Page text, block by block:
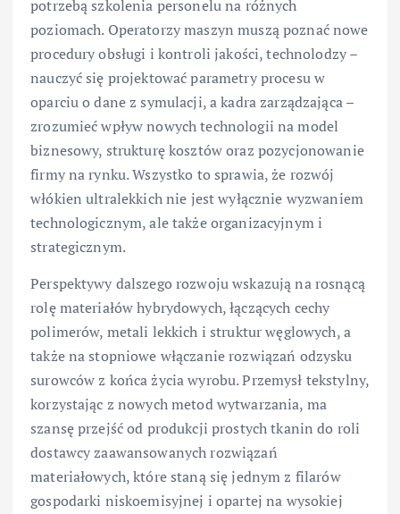
potrzebą szkolenia personelu na różnych
poziomach. Operatorzy maszyn muszą poznać nowe
procedury obsługi i kontroli jakości, technolodzy –
nauczyć się projektować parametry procesu w
oparciu o dane z symulacji, a kadra zarządzająca –
zrozumieć wpływ nowych technologii na model
biznesowy, strukturę kosztów oraz pozycjonowanie
firmy na rynku. Wszystko to sprawia, że rozwój
włókien ultralekkich nie jest wyłącznie wyzwaniem
technologicznym, ale także organizacyjnym i
strategicznym.
Perspektywy dalszego rozwoju wskazują na rosnącą
rolę materiałów hybrydowych, łączących cechy
polimerów, metali lekkich i struktur węglowych, a
także na stopniowe włączanie rozwiązań odzysku
surowców z końca życia wyrobu. Przemysł tekstylny,
korzystając z nowych metod wytwarzania, ma
szansę przejść od produkcji prostych tkanin do roli
dostawcy zaawansowanych rozwiązań
materiałowych, które staną się jednym z filarów
gospodarki niskoemisyjnej i opartej na wysokiej